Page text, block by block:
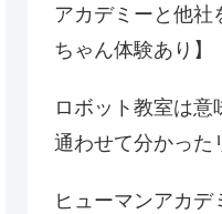
アカデミーと他社
ちゃん体験あり】
ロボット教室は意
通わせて分かった
ヒューマンアカ